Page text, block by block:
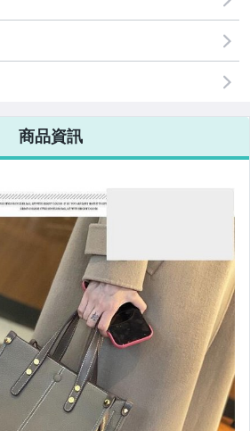
商品資訊